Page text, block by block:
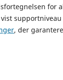
for
vist
, der